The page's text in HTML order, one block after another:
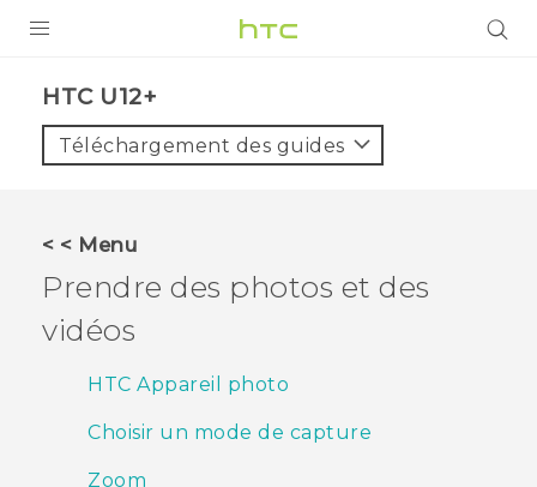
VIVE
VIVERSE
ASSISTANCE
Appareils HTC & Accessoires
Connexion
HTC U12+‎
Téléchargement des guides
< < Menu
Prendre des photos et des
vidéos
HTC Appareil photo
Choisir un mode de capture
Zoom